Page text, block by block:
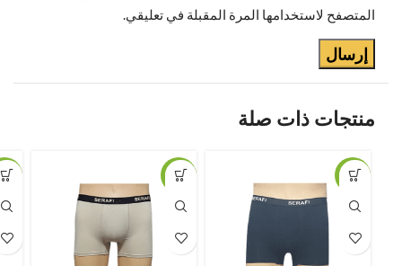
المتصفح لاستخدامها المرة المقبلة في تعليقي.
منتجات ذات صلة
-11%
-11%